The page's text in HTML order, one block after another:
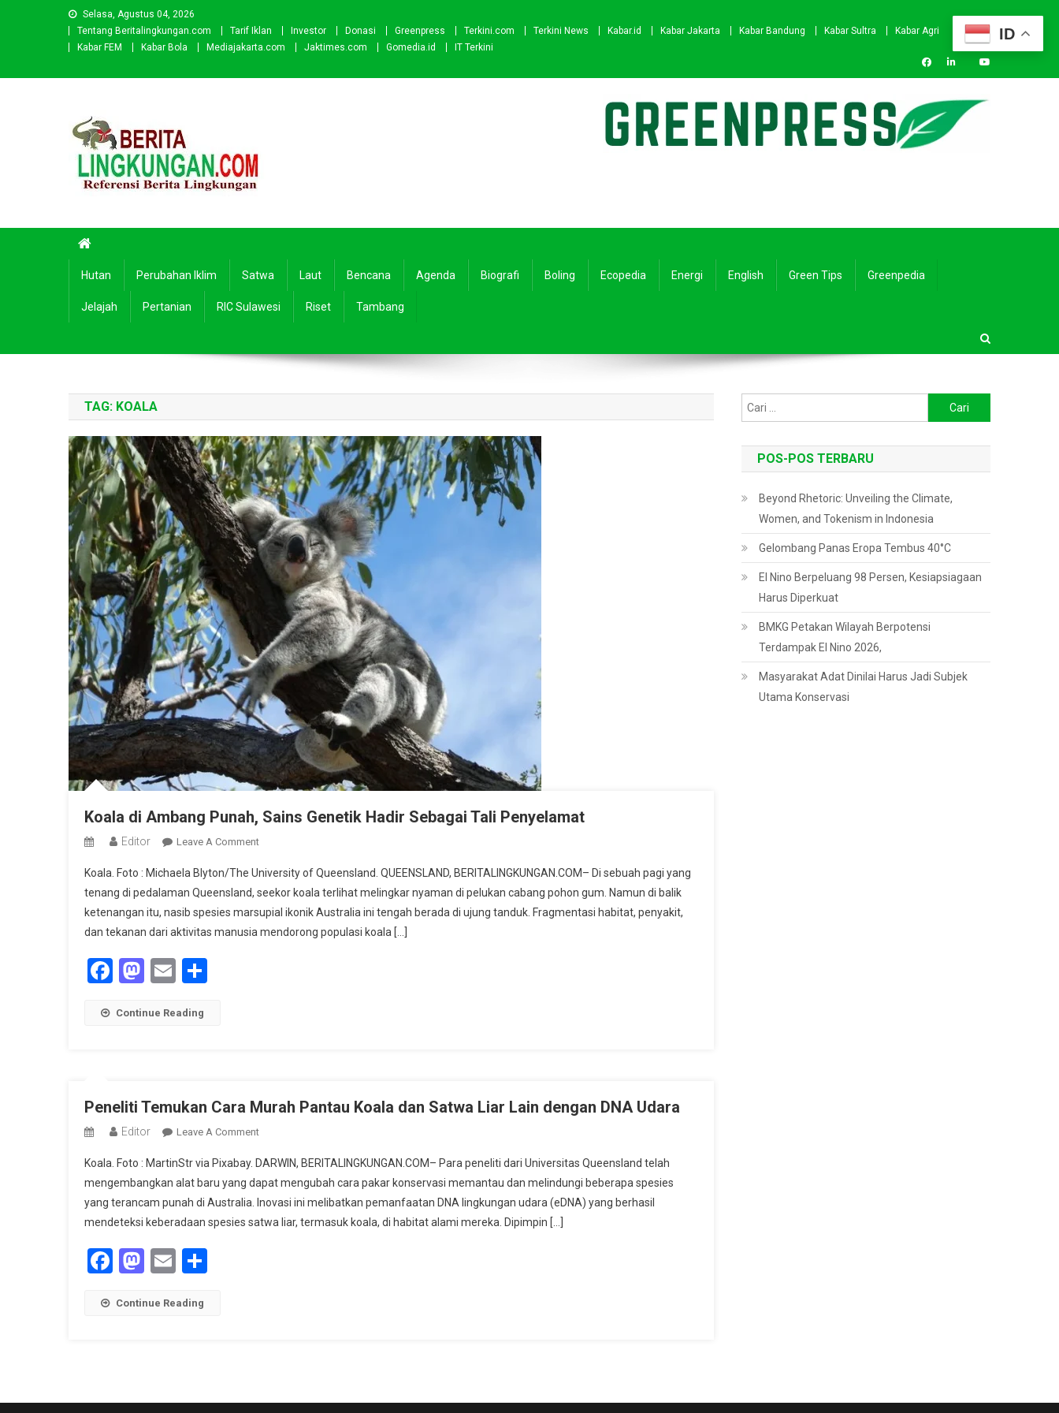
Selasa, Agustus 04, 2026
Tentang Beritalingkungan.com
Tarif Iklan Investor Donasi Greenpress Terkini.com Terkini News Kabar.id Kabar Jakarta Kabar Bandung Kabar Sultra
Kabar Agri
Kabar FEM
Kabar Bola Mediajakarta.com Jaktimes.com Gomedia.id IT Terkini
Hutan Perubahan Iklim Satwa Laut Bencana Agenda Biografi Boling Ecopedia Energi English Green Tips Greenpedia
Jelajah Pertanian RIC Sulawesi Riset Tambang
TAG: KOALA
Koala di Ambang Punah, Sains Genetik Hadir Sebagai Tali Penyelamat
Editor Leave A CommentOn
Di
Ambang
Punah,
Sains
Koala. Foto : Michaela Blyton/The University of Queensland. QUEENSLAND, BERITALINGKUNGAN.COM– Di sebuah pagi yang
tenang di pedalaman Queensland, seekor koala terlihat melingkar nyaman di pelukan cabang pohon gum. Namun di balik
ketenangan itu, nasib spesies marsupial ikonik Australia ini tengah berada di ujung tanduk. Fragmentasi habitat, penyakit,
dan tekanan dari aktivitas manusia mendorong populasi koala […]
Facebook
Mastodon
Email
Continue Reading
Peneliti Temukan Cara Murah Pantau Koala dan Satwa Liar Lain dengan DNA Udara
Editor Leave A CommentOn
Temukan
Cara
Murah
Pantau
Koala. Foto : MartinStr via Pixabay. DARWIN, BERITALINGKUNGAN.COM– Para peneliti dari Universitas Queensland telah
mengembangkan alat baru yang dapat mengubah cara pakar konservasi memantau dan melindungi beberapa spesies
yang terancam punah di Australia. Inovasi ini melibatkan pemanfaatan DNA lingkungan udara (eDNA) yang berhasil
mendeteksi keberadaan spesies satwa liar, termasuk koala, di habitat alami mereka. Dipimpin […]
Facebook
Mastodon
Email
Continue Reading
untuk:
POS-POS TERBARU
Beyond Rhetoric: Unveiling the Climate,
Women, and Tokenism in Indonesia
Gelombang Panas Eropa Tembus 40°C
El Nino Berpeluang 98 Persen, Kesiapsiagaan
Harus Diperkuat
BMKG Petakan Wilayah Berpotensi
Terdampak El Nino 2026,
Masyarakat Adat Dinilai Harus Jadi Subjek
Utama Konservasi
ID